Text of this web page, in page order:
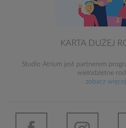
KARTA DUŻEJ
Studio Atrium jest partnerem
wielodzietne
zobacz